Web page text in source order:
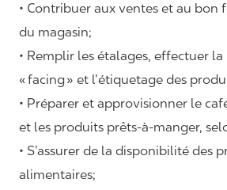
• Contribuer aux ventes et au
du magasin;
• Remplir les étalages, effectuer
«facing» et l’étiquetage des
• Préparer et approvisionner le
et les produits prêts-à-manger,
• S’assurer de la disponibilité des
alimentaires;